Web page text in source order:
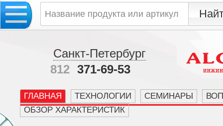
Санкт-Петербург
812 371-69-53
ГЛАВНАЯ ТЕХНОЛОГИИ СЕМИНАРЫ
ОБЗОР ХАРАКТЕРИСТИК